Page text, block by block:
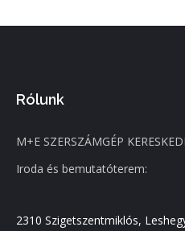
Rólunk
M+E SZERSZÁMGÉP
Iroda és bemutatóterem:
2310 Szigetszentmiklós,